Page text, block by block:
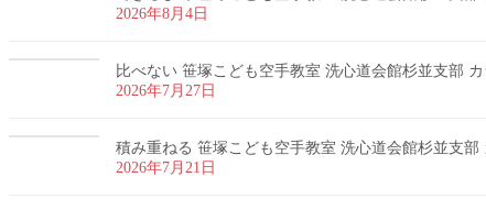
2026年8月4日
比べない 笹塚こども空手教室 洗心道会館杉並支部
2026年7月27日
積み重ねる 笹塚こども空手教室 洗心道会館杉並支部
2026年7月21日